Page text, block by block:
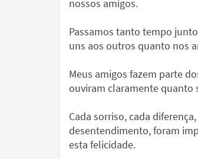
nossos amigos.
Passamos tanto tempo
uns aos outros quanto nos
Meus amigos fazem parte
ouviram claramente quanto
Cada sorriso, cada
desentendimento, foram
esta felicidade.